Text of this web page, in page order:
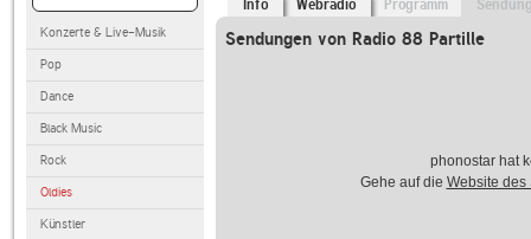
Konzerte & Live-Musik
Pop
Dance
Black Music
Rock
Oldies
Künstler
Info Webradio Programm
Sendungen von Radio 88 Partille
phonostar hat
Gehe auf die Website des